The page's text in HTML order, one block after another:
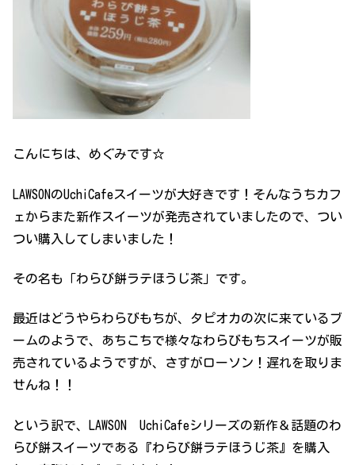
こんにちは、めぐみです☆
LAWSONのUchiCafeスイーツが大好きです！そんなうちカフ
ェからまた新作スイーツが発売されていましたので、つい
つい購入してしまいました！
その名も「わらび餅ラテほうじ茶」です。
最近はどうやらわらびもちが、タピオカの次に来ているブ
ームのようで、あちこちで様々なわらびもちスイーツが販
売されているようですが、さすがローソン！遅れを取りま
せんね！！
という訳で、LAWSON UchiCafeシリーズの新作＆話題のわ
らび餅スイーツである『わらび餅ラテほうじ茶』を購入